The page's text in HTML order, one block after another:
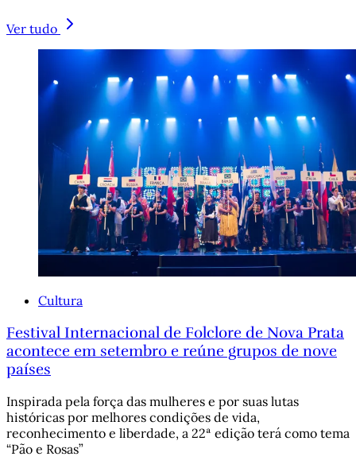
Ver tudo
Cultura
Festival Internacional de Folclore de Nova Prata
acontece em setembro e reúne grupos de nove
países
Inspirada pela força das mulheres e por suas lutas
históricas por melhores condições de vida,
reconhecimento e liberdade, a 22ª edição terá como tema
“Pão e Rosas”